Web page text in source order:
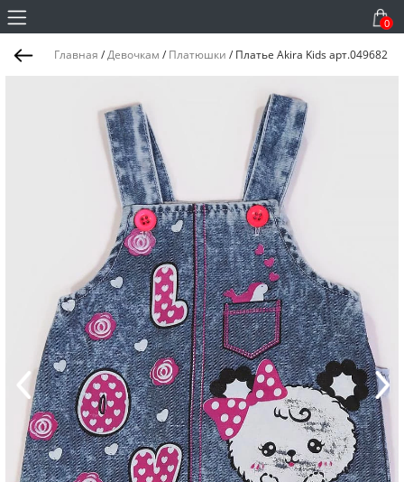
0
Главная /Девочкам / Платюшки / Платье Akira Kids арт.049682